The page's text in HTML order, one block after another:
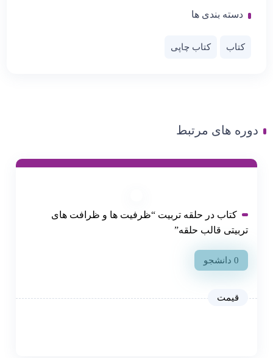
دسته بندی ها
کتاب کتاب چاپی
دوره های مرتبط
کتاب در حلقه تربیت “ظرفیت ها و ظرافت های
تربیتی قالب حلقه”
0 دانشجو